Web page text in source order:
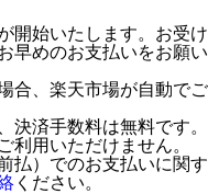
開始いたします。お受け
早めのお支払いをお願い
合、楽天市場が自動でご
決済手数料は無料です。
利用いただけません。
払）でのお支払いに関す
ください。